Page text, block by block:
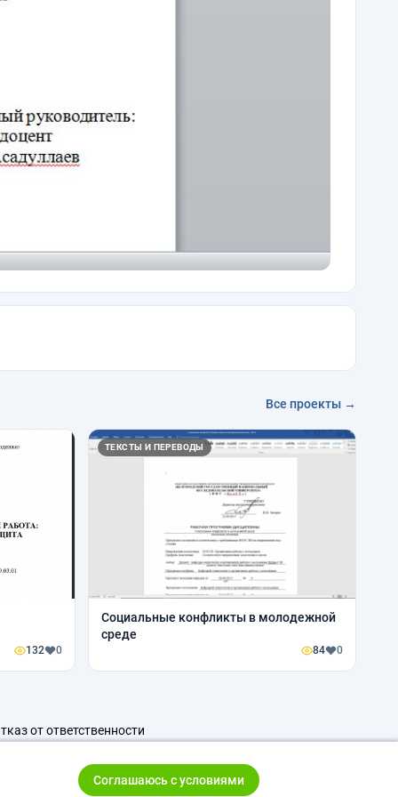
Все проекты →
132 0
ТЕКСТЫ И ПЕРЕВОДЫ
Социальные конфликты в молодежной
среде
84 0
от ответственности
Соглашаюсь с условиями